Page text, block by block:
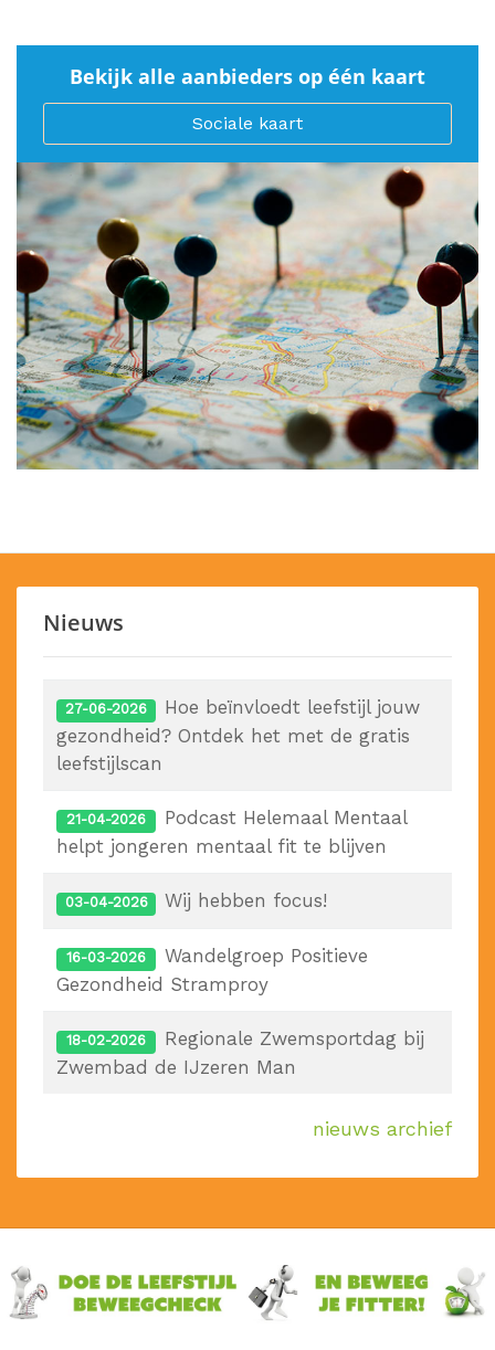
Bekijk alle aanbieders op één kaart
Sociale kaart
Nieuws
27-06-2026
Hoe beïnvloedt leefstijl jouw
gezondheid? Ontdek het met de gratis
leefstijlscan
21-04-2026
Podcast Helemaal Mentaal
helpt jongeren mentaal fit te blijven
03-04-2026 Wij hebben focus!
16-03-2026
Wandelgroep Positieve
Gezondheid Stramproy
18-02-2026
Regionale Zwemsportdag bij
Zwembad de IJzeren Man
nieuws archief